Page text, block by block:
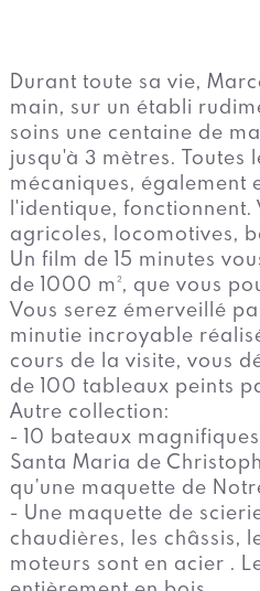
Durant toute sa vie,
main, sur un établi
soins une centaine de
jusqu'à 3 mètres. Toutes
mécaniques, également
l'identique, fonctionnent.
agricoles, locomotives,
Un film de 15 minutes
de 1000 m², que vous
Vous serez émerveillé
minutie incroyable
cours de la visite, vous
de 100 tableaux peints
Autre collection:
- 10 bateaux
Santa Maria de
qu’une maquette de
- Une maquette de
chaudières, les châssis,
moteurs sont en acier .